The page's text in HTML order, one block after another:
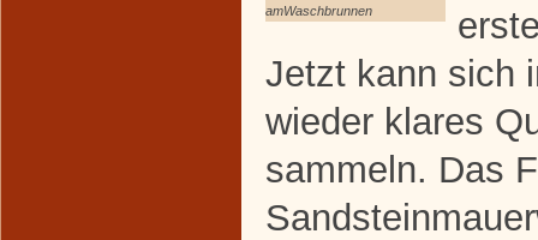
amWaschbrunnen
Jetzt kann sich
wieder klares
sammeln. Das